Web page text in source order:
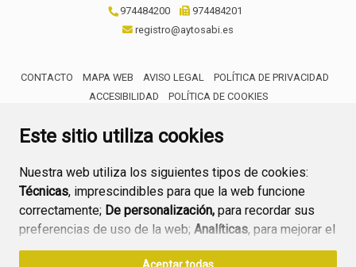
Este sitio utiliza cookies
Nuestra web utiliza los siguientes tipos de cookies:
Técnicas, imprescindibles para que la web funcione
correctamente; De personalización, para recordar sus
preferencias de uso de la web; Analíticas, para mejorar el
funcionamiento de la web y sus servicios.
974484200
974484201
registro@aytosabi.es
CONTACTO MAPA WEB AVISO LEGAL
POLÍTICA DE PRIVACIDAD
ACCESIBILIDAD
POLÍTICA DE COOKIES